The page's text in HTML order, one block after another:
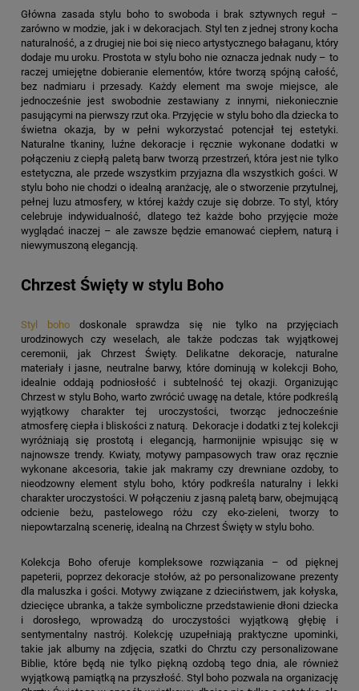
Główna zasada stylu boho to swoboda i brak sztywnych reguł –
zarówno w modzie, jak i w dekoracjach. Styl ten z jednej strony kocha
naturalność, a z drugiej nie boi się nieco artystycznego bałaganu, który
dodaje mu uroku. Prostota w stylu boho nie oznacza jednak nudy – to
raczej umiejętne dobieranie elementów, które tworzą spójną całość,
bez nadmiaru i przesady. Każdy element ma swoje miejsce, ale
jednocześnie jest swobodnie zestawiany z innymi, niekoniecznie
pasującymi na pierwszy rzut oka. Przyjęcie w stylu boho dla dziecka to
świetna okazja, by w pełni wykorzystać potencjał tej estetyki.
Naturalne tkaniny, luźne dekoracje i ręcznie wykonane dodatki w
połączeniu z ciepłą paletą barw tworzą przestrzeń, która jest nie tylko
estetyczna, ale przede wszystkim przyjazna dla wszystkich gości. W
stylu boho nie chodzi o idealną aranżację, ale o stworzenie przytulnej,
pełnej luzu atmosfery, w której każdy czuje się dobrze. To styl, który
celebruje indywidualność, dlatego też każde boho przyjęcie może
wyglądać inaczej – ale zawsze będzie emanować ciepłem, naturą i
niewymuszoną elegancją.
Chrzest Święty w stylu Boho
Styl bohodoskonale sprawdza się nie tylko na przyjęciach
urodzinowych czy weselach, ale także podczas tak wyjątkowej
ceremonii, jak Chrzest Święty. Delikatne dekoracje, naturalne
materiały i jasne, neutralne barwy, które dominują w kolekcji Boho,
idealnie oddają podniosłość i subtelność tej okazji. Organizując
Chrzest w stylu Boho, warto zwrócić uwagę na detale, które podkreślą
wyjątkowy charakter tej uroczystości, tworząc jednocześnie
atmosferę ciepła i bliskości z naturą. Dekoracje i dodatki z tej kolekcji
wyróżniają się prostotą i elegancją, harmonijnie wpisując się w
najnowsze trendy. Kwiaty, motywy pampasowych traw oraz ręcznie
wykonane akcesoria, takie jak makramy czy drewniane ozdoby, to
nieodzowny element stylu boho, który podkreśla naturalny i lekki
charakter uroczystości. W połączeniu z jasną paletą barw, obejmującą
odcienie beżu, pastelowego różu czy eko-zieleni, tworzy to
niepowtarzalną scenerię, idealną na Chrzest Święty w stylu boho.
Kolekcja Boho oferuje kompleksowe rozwiązania – od pięknej
papeterii, poprzez dekoracje stołów, aż po personalizowane prezenty
dla maluszka i gości. Motywy związane z dzieciństwem, jak kołyska,
dziecięce ubranka, a także symboliczne przedstawienie dłoni dziecka
i dorosłego, wprowadzą do uroczystości wyjątkową głębię i
sentymentalny nastrój. Kolekcję uzupełniają praktyczne upominki,
takie jak albumy na zdjęcia, szatki do Chrztu czy personalizowane
Biblie, które będą nie tylko piękną ozdobą tego dnia, ale również
wyjątkową pamiątką na przyszłość. Styl boho pozwala na organizację